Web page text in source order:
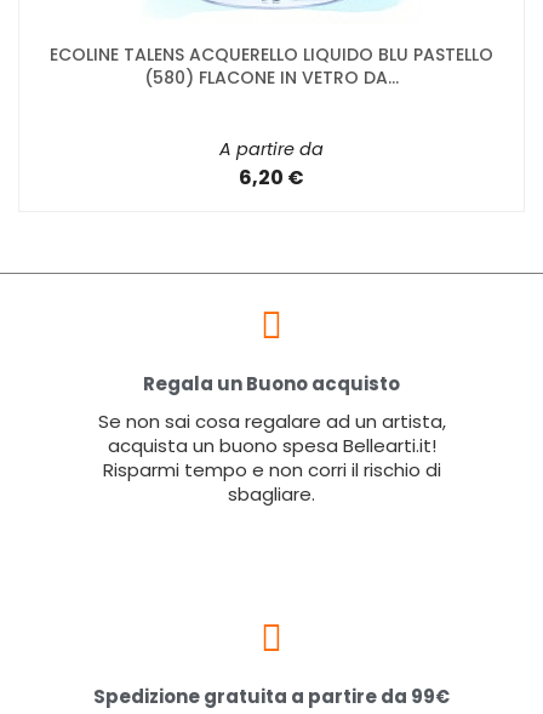
ECOLINE TALENS ACQUERELLO LIQUIDO BLU PASTELLO
(580) FLACONE IN VETRO DA...
A partire da
6,20 €
Regala un Buono acquisto
Se non sai cosa regalare ad un artista,
acquista un buono spesa Bellearti.it!
Risparmi tempo e non corri il rischio di
sbagliare.
Spedizione gratuita a partire da 99€